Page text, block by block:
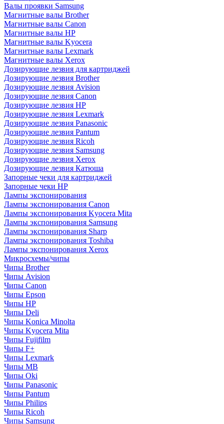
Валы проявки Samsung
Магнитные валы Brother
Магнитные валы Canon
Магнитные валы HP
Магнитные валы Kyocera
Магнитные валы Lexmark
Магнитные валы Xerox
Дозирующие лезвия для картриджей
Дозирующие лезвия Brother
Дозирующие лезвия Avision
Дозирующие лезвия Canon
Дозирующие лезвия HP
Дозирующие лезвия Lexmark
Дозирующие лезвия Panasonic
Дозирующие лезвия Pantum
Дозирующие лезвия Ricoh
Дозирующие лезвия Samsung
Дозирующие лезвия Xerox
Дозирующие лезвия Катюша
Запорные чеки для картриджей
Запорные чеки HP
Лампы экспонирования
Лампы экспонирования Canon
Лампы экспонирования Kyocera Mita
Лампы экспонирования Samsung
Лампы экспонирования Sharp
Лампы экспонирования Toshiba
Лампы экспонирования Xerox
Микросхемы/чипы
Чипы Brother
Чипы Avision
Чипы Canon
Чипы Epson
Чипы HP
Чипы Deli
Чипы Konica Minolta
Чипы Kyocera Mita
Чипы Fujifilm
Чипы F+
Чипы Lexmark
Чипы MB
Чипы Oki
Чипы Panasonic
Чипы Pantum
Чипы Philips
Чипы Ricoh
Чипы Samsung